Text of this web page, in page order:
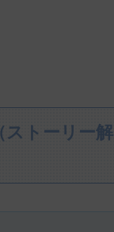
ストーリー解